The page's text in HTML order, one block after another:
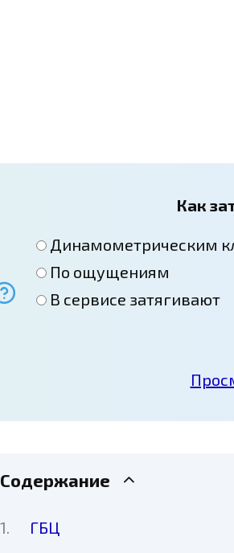
Как
Динамометрическим
По ощущениям
В сервисе затягивают
Содержание
ГБЦ